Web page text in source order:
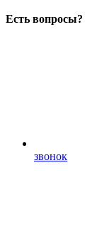
Есть вопросы?
звонок